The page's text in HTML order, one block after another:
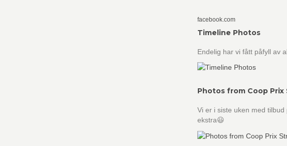
facebook.com
Timeline Photos
Endelig har vi fått påfyll av
Photos from Coop
Vi er i siste uken med
ekstra😃